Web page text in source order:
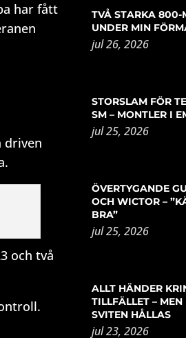
har fått
driven
och två
TVÅ STARKA 800-
UNDER MIN
jul 26, 2026
STORSLAM FÖR
SM – MONTLER I
jul 25, 2026
ÖVERTYGANDE
OCH WICTOR –
BRA”
jul 25, 2026
ALLT HÄNDER
TILLFÄLLET –
SVITEN HÅLLAS
jul 23, 2026